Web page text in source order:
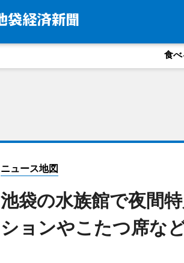
食べ
ニュース地図
池袋の水族館で夜間
ションやこたつ席